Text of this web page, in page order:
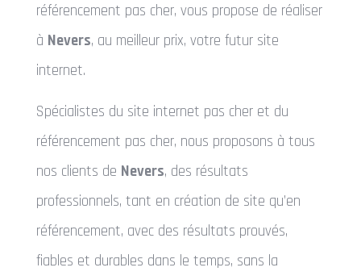
référencement pas cher, vous propose de réaliser
à Nevers, au meilleur prix, votre futur site
internet.
Spécialistes du site internet pas cher et du
référencement pas cher, nous proposons à tous
nos clients de Nevers, des résultats
professionnels, tant en création de site qu’en
référencement, avec des résultats prouvés,
fiables et durables dans le temps, sans la